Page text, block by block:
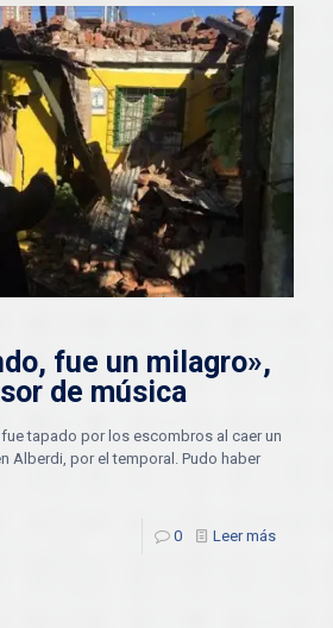
fue un milagro»,
de música
tapado por los escombros al caer un
Alberdi, por el temporal. Pudo haber
0 Leer más